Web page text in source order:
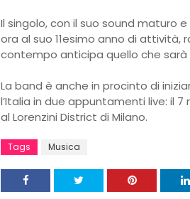
Il singolo, con il suo sound maturo
ora al suo 11esimo anno di
contempo anticipa quello che sarà
La band è anche in procinto di
l’Italia in due appuntamenti live: il
al Lorenzini District di Milano.
Tags Musica